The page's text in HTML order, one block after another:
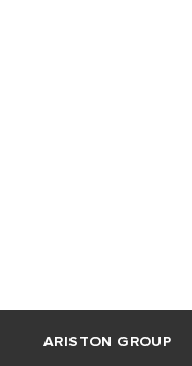
ARISTON GROUP